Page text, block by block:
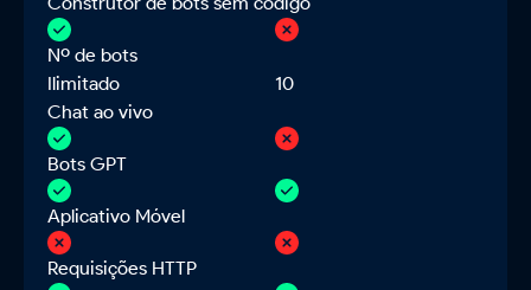
Nº de bots
Ilimitado
10
Chat ao vivo
Bots GPT
Aplicativo Móvel
Requisições HTTP